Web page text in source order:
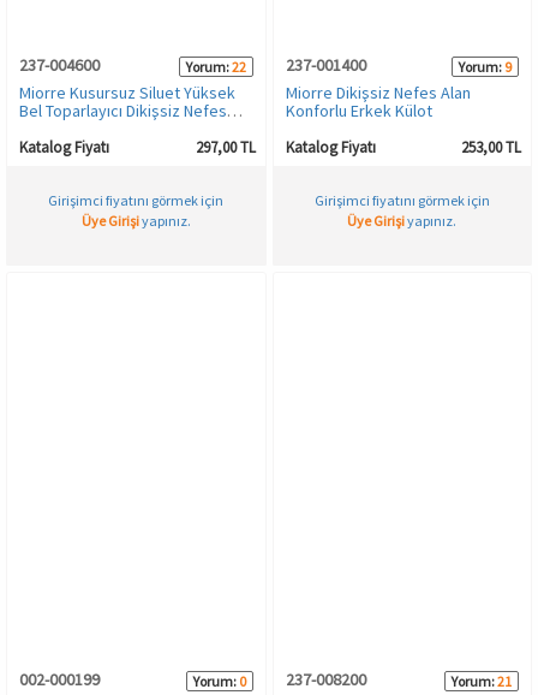
237-004600 Yorum:22
Miorre Kusursuz Siluet Yüksek
Bel Toparlayıcı Dikişsiz Nefes
Katalog Fiyatı 297,00 TL
Girişimci fiyatını görmek için
Üye Girişiyapınız.
237-001400 Yorum: 9
Miorre Dikişsiz Nefes Alan
Konforlu Erkek Külot
Katalog Fiyatı 253,00 TL
Girişimci fiyatını görmek için
Üye Girişiyapınız.
002-000199 Yorum: 0 237-008200 Yorum:21